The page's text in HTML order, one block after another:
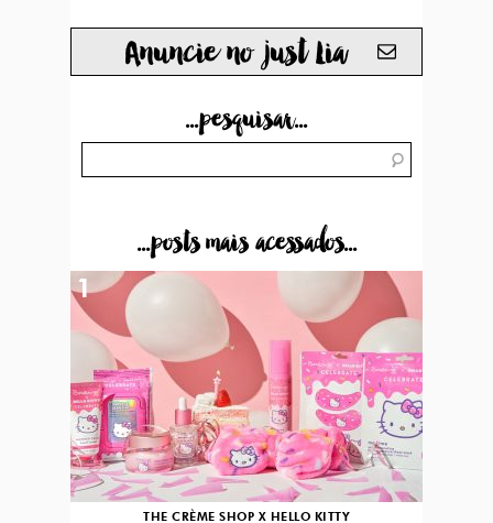
Anuncie no just Lia
...pesquisar...
...posts mais acessados...
THE CRÈME SHOP X HELLO KITTY
1